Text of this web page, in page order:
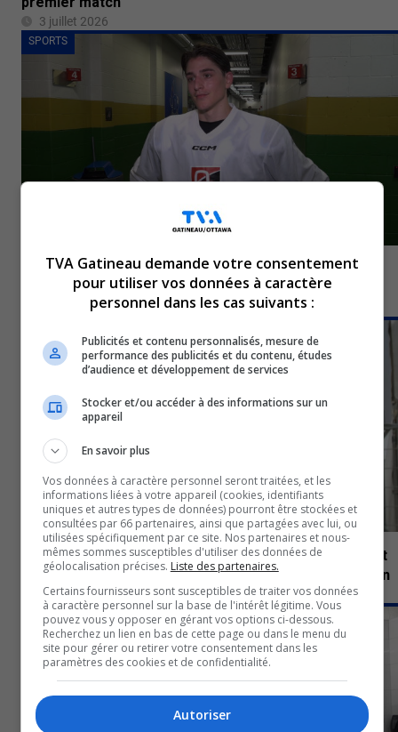
3 juillet 2026
SPORTS
Olympiques de Gatineau | Des sacrifices pour faire
avancer la carrière
3 juillet 2026
Coupe du Monde de la FIFA 2026 | Diffusion publique et
gratuite du match Canada–Maroc aux plaines Lebreton
3 juillet 2026
SPORTS
TVA Gatineau demande votre consentement
pour utiliser vos données à caractère
personnel dans les cas suivants :
Publicités et contenu personnalisés, mesure de
performance des publicités et du contenu, études
d’audience et développement de services
Stocker et/ou accéder à des informations sur un
appareil
En savoir plus
Vos données à caractère personnel seront traitées, et les
informations liées à votre appareil (cookies, identifiants
uniques et autres types de données) pourront être stockées et
consultées par 66 partenaires, ainsi que partagées avec lui, ou
utilisées spécifiquement par ce site. Nos partenaires et nous-
mêmes sommes susceptibles d'utiliser des données de
géolocalisation précises. Liste des partenaires.
Certains fournisseurs sont susceptibles de traiter vos données
à caractère personnel sur la base de l'intérêt légitime. Vous
pouvez vous y opposer en gérant vos options ci-dessous.
Recherchez un lien en bas de cette page ou dans le menu du
site pour gérer ou retirer votre consentement dans les
paramètres des cookies et de confidentialité.
Autoriser